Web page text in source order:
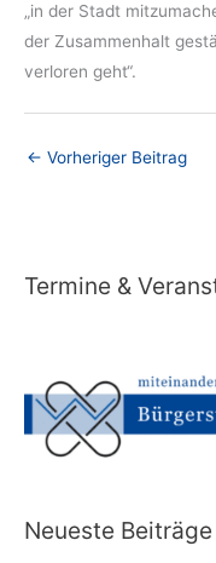
„in der Stadt
der Zusammenhalt
verloren geht“.
← Vorheriger Beitrag
Termine &
Neueste Beiträge